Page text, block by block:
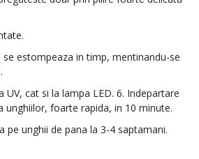
se estompeaza in timp, mentinandu-se
UV, cat si la lampa LED. 6. Indepartare
unghiilor, foarte rapida, in 10 minute.
pe unghii de pana la 3-4 saptamani.